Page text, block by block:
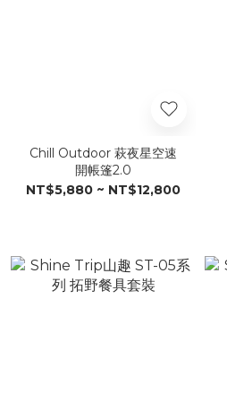
Chill Outdoor 萩夜星空速
開帳篷2.0
NT$5,880 ~ NT$12,800